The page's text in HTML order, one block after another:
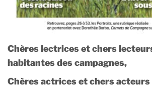
Chères lectrices et chers
habitantes des campagnes,
Chères actrices et chers